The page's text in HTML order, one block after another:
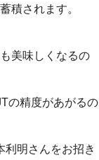
積されます。
美味しくなるの
の精度があがるの
利明さんをお招き